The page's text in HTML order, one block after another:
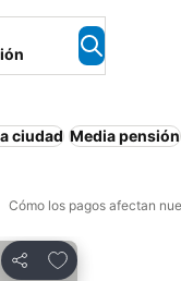
ciudad Media pensión
Cómo los pagos afectan
Compartir
Agregar a